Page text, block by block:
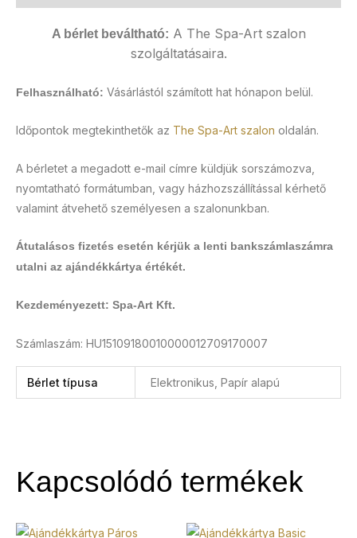
A bérlet beváltható: A The Spa-Art szalon
szolgáltatásaira.
Felhasználható: Vásárlástól számított hat hónapon belül.
Időpontok megtekinthetők az The Spa-Art szalon oldalán.
A bérletet a megadott e-mail címre küldjük sorszámozva,
nyomtatható formátumban, vagy házhozszállítással kérhető
valamint átvehető személyesen a szalonunkban.
Átutalásos fizetés esetén kérjük a lenti bankszámlaszámra
utalni az ajándékkártya értékét.
Kezdeményezett: Spa-Art Kft.
Számlaszám: HU15109180010000012709170007
Bérlet típusa Elektronikus, Papír alapú
Kapcsolódó termékek
Ennek